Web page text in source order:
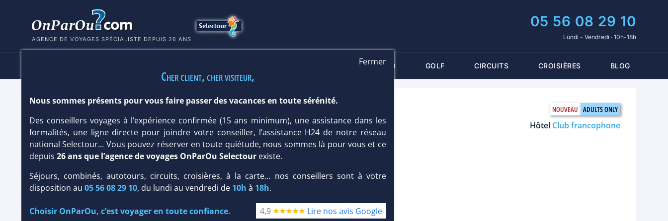
AGENCE DE VOYAGES SPÉCIALISTE DEPUIS 26 ANS
05 56 08 29 10
Lundi - Vendredi · 10h-18h
THALASSO GOLF CIRCUITS CROISIÈRES BLOG
OCLUB ZEN HM ALMA DE BAYAHIBE 4*
République Dominicaine/Bayahibe Hôtel Club francophone
Fermer
Cher client, cher visiteur,
Nous sommes présents pour vous faire passer des vacances en toute sérénité.
Des conseillers voyages à l’expérience confirmée (15 ans minimum), une assistance dans les
formalités, une ligne directe pour joindre votre conseiller, l’assistance H24 de notre réseau
national Selectour... Vous pouvez réserver en toute quiétude, nous sommes là pour vous et ce
depuis 26 ans que l’agence de voyages OnParOu Selectourexiste.
Séjours, combinés, autotours, circuits, croisières, à la carte... nos conseillers sont à votre
disposition au 05 56 08 29 10, du lundi au vendredi de 10h à 18h.
Choisir OnParOu, c’est voyager en toute confiance. 4,9 Lire nos avis Google